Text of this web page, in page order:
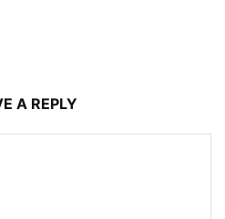
A REPLY